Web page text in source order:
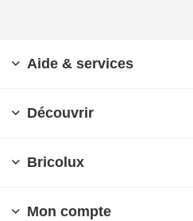
Aide & services
Découvrir
Bricolux
Mon compte